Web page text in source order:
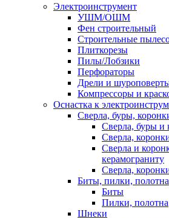
Электроинструмент
УШМ/ОШМ
Фен строительный
Строительные
Плиткорезы
Пилы/Лобзики
Перфораторы
Дрели и
Компрессоры и
Оснастка к
Сверла, буры,
Сверла, буры и
Сверла,
Сверла и
керамограниту
Сверла,
Биты, пилки, полотна
Биты
Пилки, полотна
Шнеки